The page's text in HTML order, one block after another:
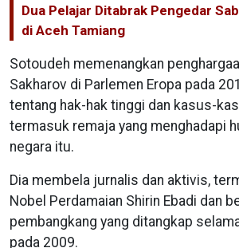
Dua Pelajar Ditabrak Pengedar
di Aceh Tamiang
Sotoudeh memenangkan
Sakharov di Parlemen Eropa pada
tentang hak-hak tinggi dan kasus-
termasuk remaja yang menghadapi
negara itu.
Dia membela jurnalis dan aktivis,
Nobel Perdamaian Shirin Ebadi dan
pembangkang yang ditangkap
pada 2009.